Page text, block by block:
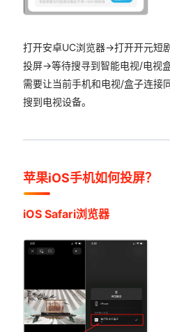
打开安卓UC浏览器->打开开元短
投屏->等待搜寻到智能电视/电视
需要让当前手机和电视/盒子连接
搜到电视设备。
苹果iOS手机如何投屏？
iOS Safari浏览器